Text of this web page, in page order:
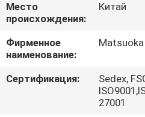
ПУТЕШЕСТВИЕ
ФАБРИКИ
ПРОВЕРКА
Место
происхождения:
Китай
Фирменное
наименование:
Сертификация:
Sedex,
27001